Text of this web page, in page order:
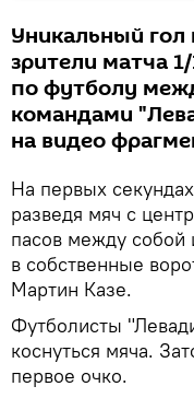
Уникальный
зрители матча
по футболу
командами
на видео
На первых
разведя мяч с
пасов между собой
в собственные
Мартин Казе.
Футболисты
коснуться мяча.
первое очко.